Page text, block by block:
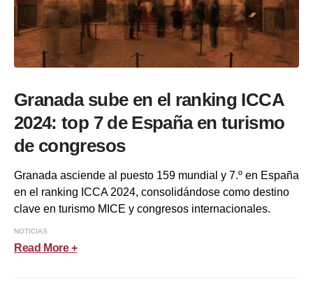
Granada sube en el ranking ICCA
2024: top 7 de España en turismo
de congresos
Granada asciende al puesto 159 mundial y 7.º en España
en el ranking ICCA 2024, consolidándose como destino
clave en turismo MICE y congresos internacionales.
NOTICIAS
Read More +